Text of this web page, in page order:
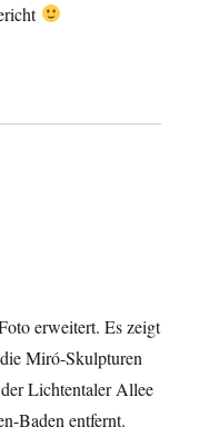
erweitert. Es zeigt
Miró-Skulpturen
Lichtentaler Allee
Baden entfernt.